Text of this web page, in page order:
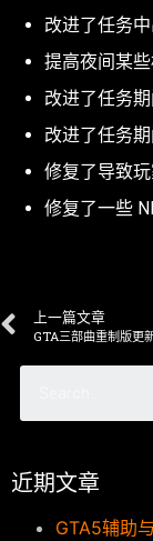
改进了任务
提高夜间某
改进了任务
改进了任务
修复了导致
修复了一些
上一篇文章
近期文章
GTA5辅助